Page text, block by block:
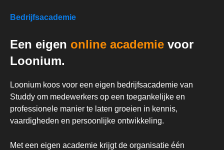
Bedrijfsacademie
Een eigen online academie voor
Loonium.
Loonium koos voor een eigen bedrijfsacademie van
Studdy om medewerkers op een toegankelijke en
professionele manier te laten groeien in kennis,
vaardigheden en persoonlijke ontwikkeling.
Met een eigen academie krijgt de organisatie één